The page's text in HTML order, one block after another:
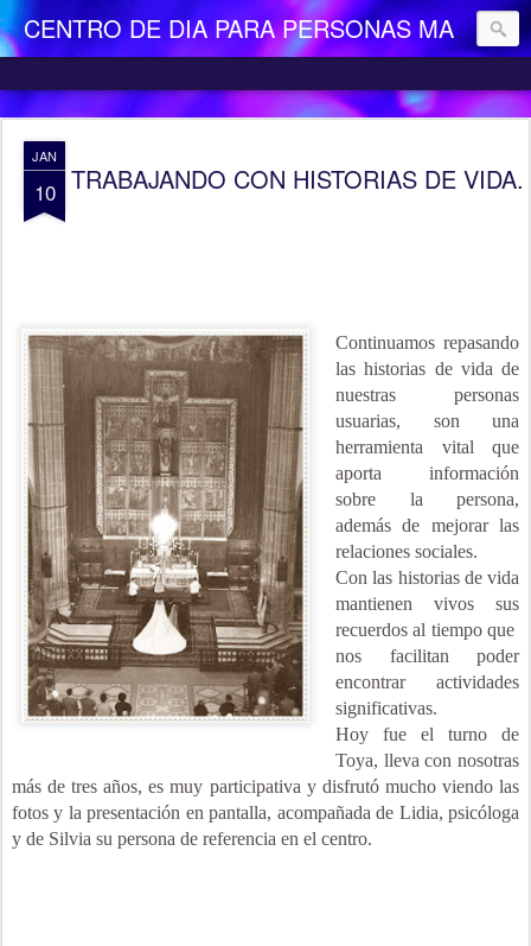
CENTRO DE DIA PARA PERSONAS MAYORES DEPENDIENTES "LA CAMOCHA"
JAN
10 TRABAJANDO CON HISTORIAS DE VIDA.
Continuamos repasando
las historias de vida de
nuestras personas
usuarias, son una
herramienta vital que
aporta información
sobre la persona,
además de mejorar las
relaciones sociales.
Con las historias de vida
mantienen vivos sus
recuerdos al tiempo que
nos facilitan poder
encontrar actividades
significativas.
Hoy fue el turno de
Toya, lleva con nosotras
más de tres años, es muy participativa y disfrutó mucho viendo las
fotos y la presentación en pantalla, acompañada de Lidia, psicóloga
y de Silvia su persona de referencia en el centro.